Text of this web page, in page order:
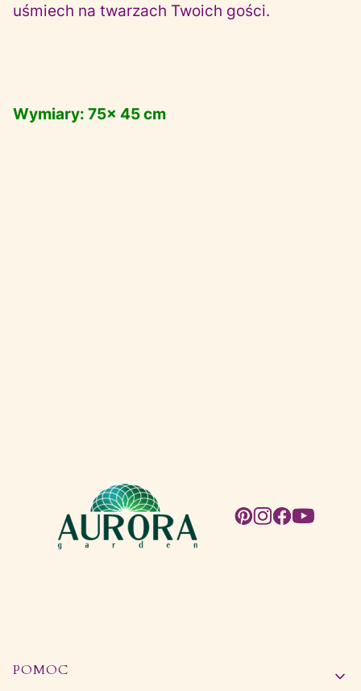
uśmiech na twarzach Twoich gości.
Wymiary: 75x 45 cm
Linki w stopce
POMOC